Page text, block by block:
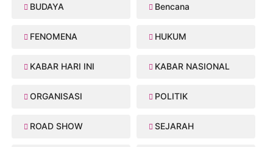
BUDAYA Bencana
FENOMENA HUKUM
KABAR HARI INI KABAR NASIONAL
ORGANISASI POLITIK
ROAD SHOW SEJARAH